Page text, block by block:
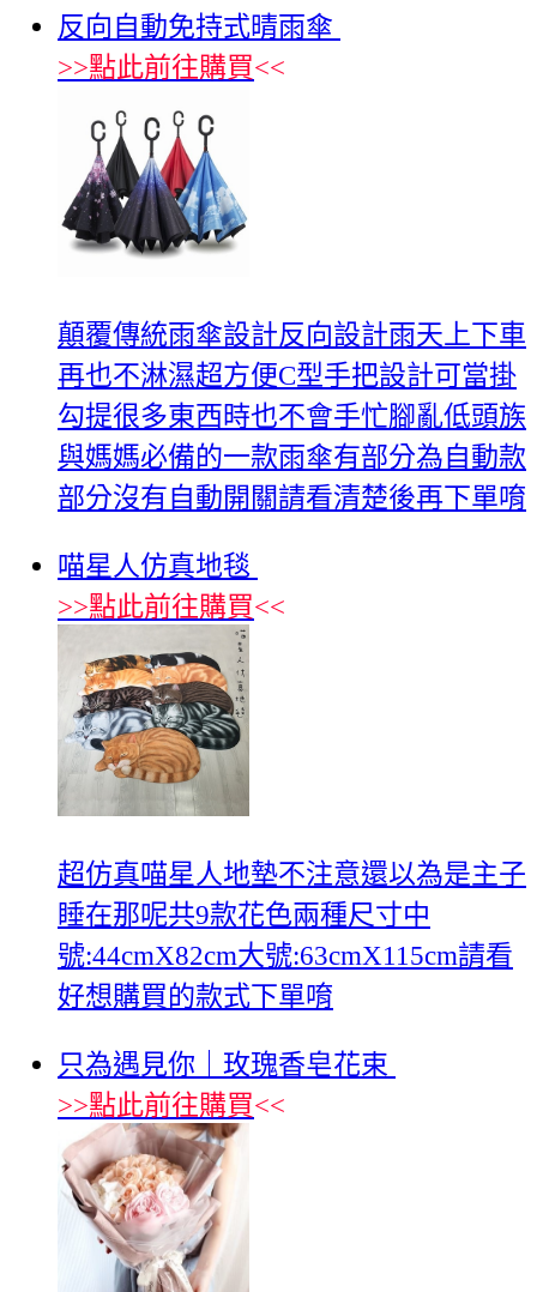
反向自動免持式晴雨傘
>>點此前往購買<<
顛覆傳統雨傘設計反向設計雨天上下車
再也不淋濕超方便C型手把設計可當掛
勾提很多東西時也不會手忙腳亂低頭族
與媽媽必備的一款雨傘有部分為自動款
部分沒有自動開關請看清楚後再下單唷
喵星人仿真地毯
>>點此前往購買<<
超仿真喵星人地墊不注意還以為是主子
睡在那呢共9款花色兩種尺寸中
號:44cmX82cm大號:63cmX115cm請看
好想購買的款式下單唷
只為遇見你｜玫瑰香皂花束
>>點此前往購買<<